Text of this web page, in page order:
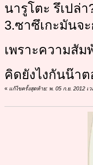
นารูโตะ รึเปล่า
3.ซาซึเกะมันจ
เพราะความสั
คิดยังไงกันน๊า
« แก้ไขครั้งสุดท้าย: พ. 05 ก.ย. 2012 เ